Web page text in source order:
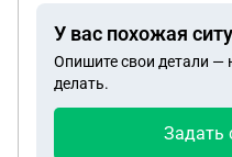
Получила имущество -
матери к
поклон.
У вас похожая
Опишите свои детали —
делать.
Задать